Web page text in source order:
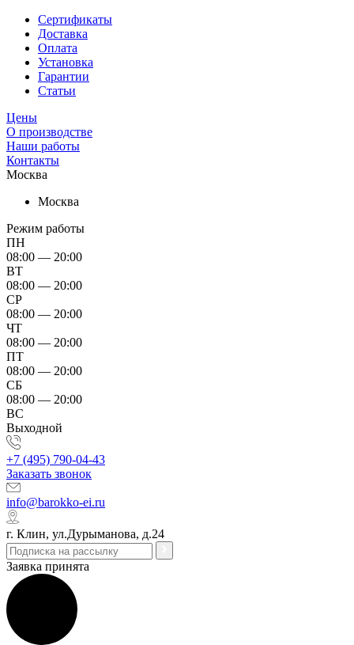
Сертификаты
Доставка
Оплата
Установка
Гарантии
Статьи
Цены
О производстве
Наши работы
Контакты
Москва
Москва
Режим работы
ПН
08:00 — 20:00
ВТ
08:00 — 20:00
СР
08:00 — 20:00
ЧТ
08:00 — 20:00
ПТ
08:00 — 20:00
СБ
08:00 — 20:00
ВС
Выходной
+7 (495) 790-04-43
Заказать звонок
info@barokko-ei.ru
г. Клин, ул.Дурыманова, д.24
Заявка принята